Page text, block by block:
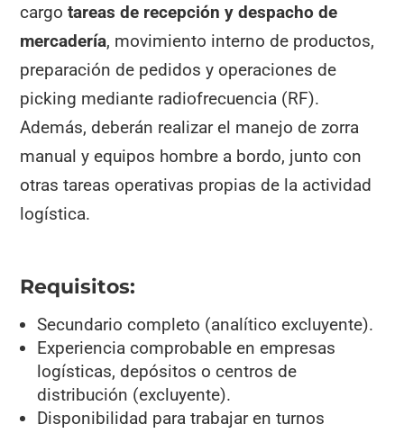
cargotareas de recepción y despacho de
mercadería, movimiento interno de productos,
preparación de pedidos y operaciones de
picking mediante radiofrecuencia (RF).
Además, deberán realizar el manejo de zorra
manual y equipos hombre a bordo, junto con
otras tareas operativas propias de la actividad
logística.
Requisitos:
Secundario completo (analítico excluyente).
Experiencia comprobable en empresas
logísticas, depósitos o centros de
distribución (excluyente).
Disponibilidad para trabajar en turnos